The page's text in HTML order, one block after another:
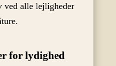
alle lejligheder
for lydighed